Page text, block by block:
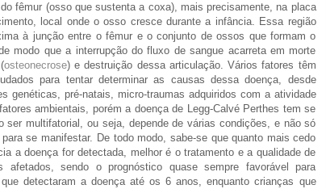
fêmur (osso que sustenta a coxa), mais precisamente, na placa
local onde o osso cresce durante a infância. Essa região
à junção entre o fêmur e o conjunto de ossos que formam o
modo que a interrupção do fluxo de sangue acarreta em morte
osteonecrose) e destruição dessa articulação. Vários fatores têm
para tentar determinar as causas dessa doença, desde
genéticas, pré-natais, micro-traumas adquiridos com a atividade
ambientais, porém a doença de Legg-Calvé Perthes tem se
ser multifatorial, ou seja, depende de várias condições, e não só
se manifestar. De todo modo, sabe-se que quanto mais cedo
a doença for detectada, melhor é o tratamento e a qualidade de
afetados, sendo o prognóstico quase sempre favorável para
detectaram a doença até os 6 anos, enquanto crianças que